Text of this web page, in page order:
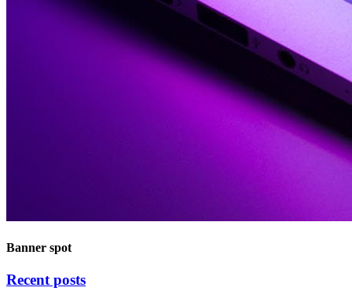
Banner spot
Recent posts